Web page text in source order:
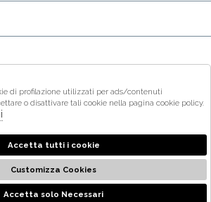
Maria Stella - P.iva : 01375840905 Powered
Atelier società Gruppo Zucchetti
di profilazione utilizzati per ads/contenuti
o disattivare tali cookie nella pagina cookie policy.
Accetta tutti i cookie
Customizza Cookies
Accetta solo Necessari